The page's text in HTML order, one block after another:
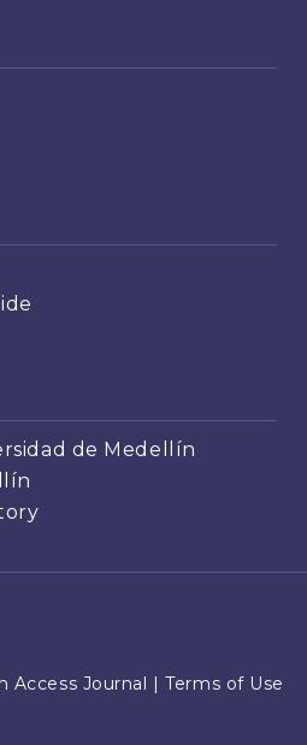
de Medellín
Access Journal |Terms of Use